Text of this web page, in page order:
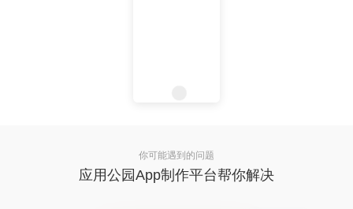
你可能遇到的问题
应用公园App制作平台帮你解决